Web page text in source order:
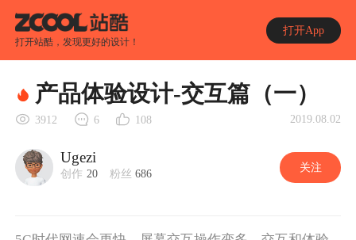
打开站酷，发现更好的设计！
打开App
产品体验设计-交互篇（一）
3912 6 108 2019.08.02
Ugezi
创作 20 粉丝 686 关注